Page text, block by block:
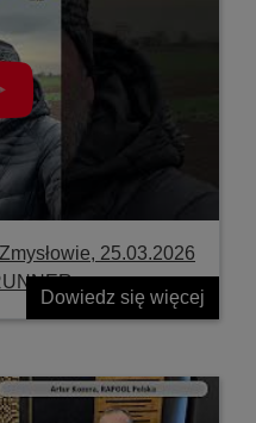
25.03.2026
Dowiedz się więcej